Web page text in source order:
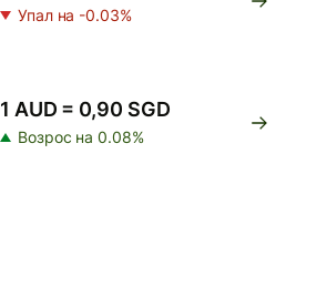
Упал на -0.03%
1 AUD = 0,90 SGD
Возрос на 0.08%